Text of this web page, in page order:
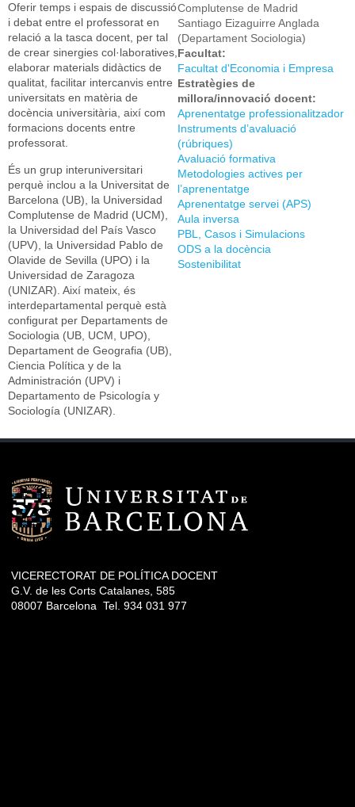
Oferir temps i espais de discussió
i debat entre el professorat en
relació a la tasca docent, per tal
de crear sinergies col·laboratives,
elaborar materials didàctics de
qualitat, facilitar intercanvis entre
universitats en matèria de
docència universitària, així com
formacions docents entre
professorat.
És un grup interuniversitari
perquè inclou a la Universitat de
Barcelona (UB), la Universidad
Complutense de Madrid (UCM),
la Universidad del País Vasco
(UPV), la Universidad Pablo de
Olavide de Sevilla (UPO) i la
Universidad de Zaragoza
(UNIZAR). Així mateix, és
interdepartamental perquè està
configurat per Departaments de
Sociologia (UB, UCM, UPO),
Departament de Geografia (UB),
Ciencia Política y de la
Administración (UPV) i
Departamento de Psicología y
Sociología (UNIZAR).
Complutense de Madrid
Santiago Eizaguirre Anglada
(Departament Sociologia)
Facultat:
Facultat d'Economia i Empresa
Estratègies de
millora/innovació docent:
Aprenentatge professionalitzador
Instruments d’avaluació
(rúbriques)
Avaluació formativa
Metodologies actives per
l’aprenentatge
Aprenentatge servei (APS)
Aula inversa
PBL, Casos i Simulacions
ODS a la docència
Sostenibilitat
VICERECTORAT DE POLÍTICA DOCENT
G.V. de les Corts Catalanes, 585
08007 Barcelona Tel. 934 031 977